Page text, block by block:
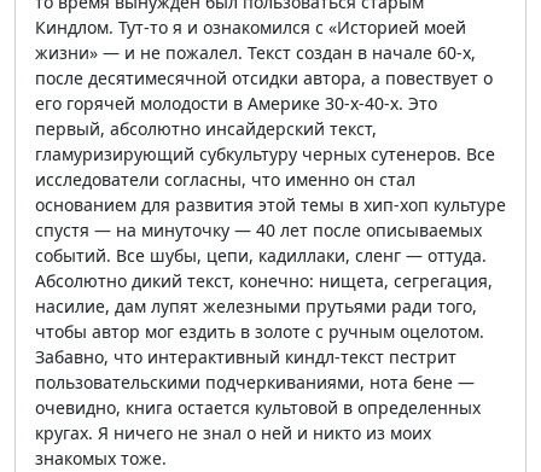
Киндлом. Тут-то я и ознакомился с «Историей моей
жизни» — и не пожалел. Текст создан в начале 60-х,
после десятимесячной отсидки автора, а повествует о
его горячей молодости в Америке 30-х-40-х. Это
первый, абсолютно инсайдерский текст,
гламуризирующий субкультуру черных сутенеров. Все
исследователи согласны, что именно он стал
основанием для развития этой темы в хип-хоп культуре
спустя — на минуточку — 40 лет после описываемых
событий. Все шубы, цепи, кадиллаки, сленг — оттуда.
Абсолютно дикий текст, конечно: нищета, сегрегация,
насилие, дам лупят железными прутьями ради того,
чтобы автор мог ездить в золоте с ручным оцелотом.
Забавно, что интерактивный киндл-текст пестрит
пользовательскими подчеркиваниями, нота бене —
очевидно, книга остается культовой в определенных
кругах. Я ничего не знал о ней и никто из моих
знакомых тоже.